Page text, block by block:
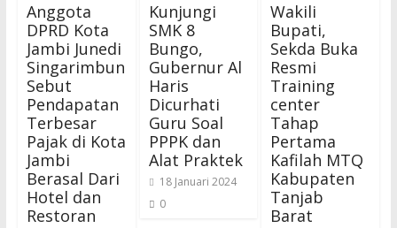
Anggota
DPRD Kota
Jambi Junedi
Singarimbun
Sebut
Pendapatan
Terbesar
Pajak di Kota
Jambi
Berasal Dari
Hotel dan
Restoran
Kunjungi
SMK 8
Bungo,
Gubernur Al
Haris
Dicurhati
Guru Soal
PPPK dan
Alat Praktek
18 Januari 2024
0
Wakili
Bupati,
Sekda Buka
Resmi
Training
center
Tahap
Pertama
Kafilah MTQ
Kabupaten
Tanjab
Barat